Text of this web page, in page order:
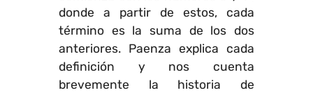
donde a partir de estos, cada
término es la suma de los dos
anteriores. Paenza explica cada
definición y nos cuenta
brevemente la historia de